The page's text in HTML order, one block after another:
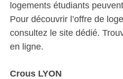
logements étudiants
Pour découvrir l’offre de
consultez le site dédié.
en ligne.
Crous LYON